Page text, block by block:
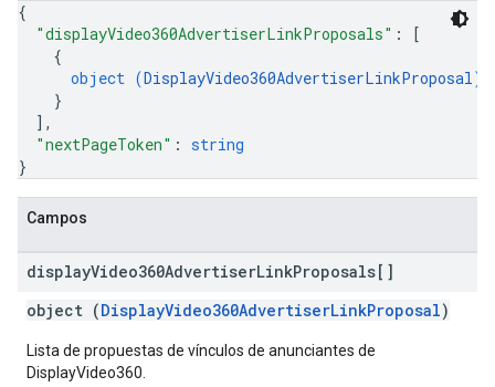
{
"displayVideo360AdvertiserLinkProposals" :
[
{
object (DisplayVideo360AdvertiserLinkProposal)
}
] ,
"nextPageToken" : string
}
Campos
displayVideo360AdvertiserLinkProposals[]
object (DisplayVideo360AdvertiserLinkProposal)
Lista de propuestas de vínculos de anunciantes de
DisplayVideo360.